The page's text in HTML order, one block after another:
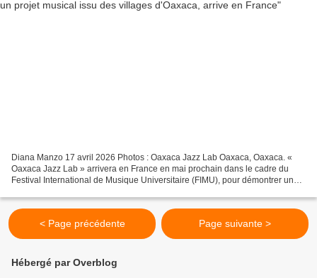
Diana Manzo 17 avril 2026 Photos : Oaxaca Jazz Lab Oaxaca, Oaxaca. «
Oaxaca Jazz Lab » arrivera en France en mai prochain dans le cadre du
Festival International de Musique Universitaire (FIMU), pour démontrer une
< Page précédente Page suivante >
Hébergé par Overblog